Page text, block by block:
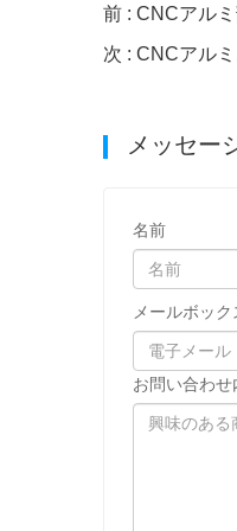
前 : CNCアル
次 : CNCアル
メッセー
名前
メールボック
お問い合わせ